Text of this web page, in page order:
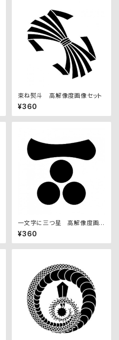
束ね熨斗 高解像度画像セット
¥360
一文字に三つ星 高解像度画
像セット
¥360